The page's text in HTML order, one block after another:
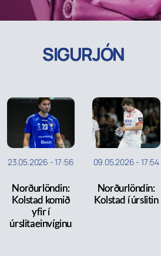
SIGURJÓN
23.05.2026 -17:56
Norðurlöndin:
Kolstad komið
yfir í
úrslitaeinvíginu
09.05.2026 - 17:54
Norðurlöndin:
Kolstad í úrslitin